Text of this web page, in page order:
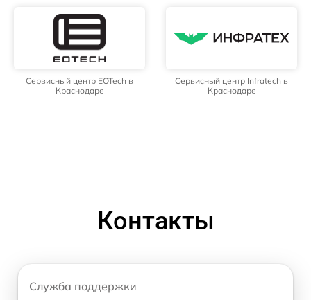
Сервисный центр EOTech в
Краснодаре
Сервисный центр Infratech в
Краснодаре
Контакты
Служба поддержки